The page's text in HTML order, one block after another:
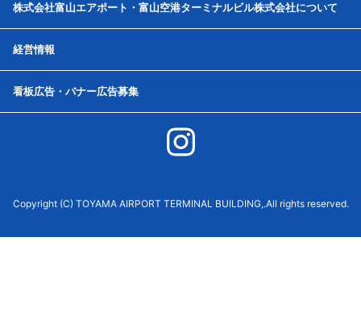
株式会社富山エアポート・富山空港ターミナルビル株式会社について
経営情報
看板広告・バナー広告募集
Copyright (C) TOYAMA AIRPORT TERMINAL BUILDING,.All rights reserved.